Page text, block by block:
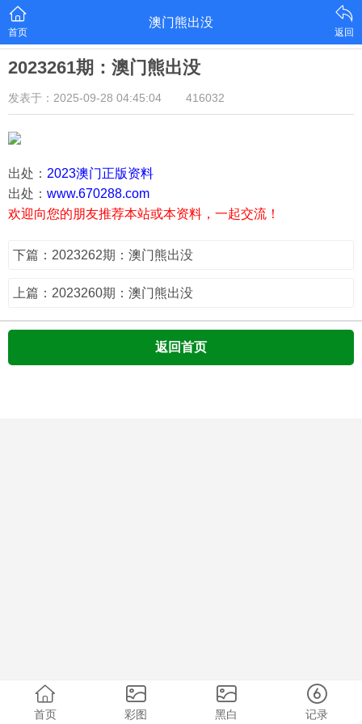
首页
澳门熊出没
返回
2023261期：澳门熊出没
发表于：2025-09-28 04:45:04 416032
出处： 2023澳门正版资料
出处： www.670288.com
欢迎向您的朋友推荐本站或本资料，一起交流！
下篇：2023262期：澳门熊出没
上篇：2023260期：澳门熊出没
返回首页
首页 彩图 黑白 记录